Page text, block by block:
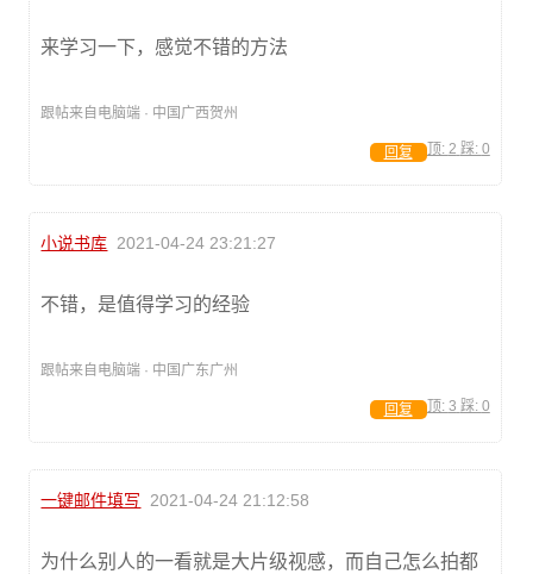
来学习一下，感觉不错的方法
跟帖来自电脑端 · 中国广西贺州
顶: 2 踩: 0
回复
小说书库 2021-04-24 23:21:27
不错，是值得学习的经验
跟帖来自电脑端 · 中国广东广州
顶: 3 踩: 0
回复
一键邮件填写 2021-04-24 21:12:58
为什么别人的一看就是大片级视感，而自己怎么拍都